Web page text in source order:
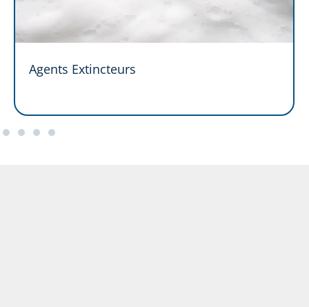
Agents Extincteurs